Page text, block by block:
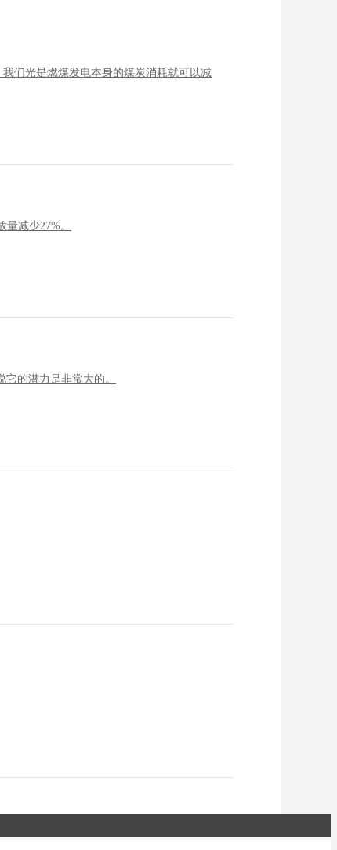
们光是燃煤发电本身的煤炭消耗就可以减
减少27%。
的潜力是非常大的。